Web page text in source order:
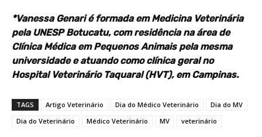
*Vanessa Genari é formada em Medicina Veterinária
pela UNESP Botucatu, com residência na área de
Clínica Médica em Pequenos Animais pela mesma
universidade e atuando como clínica geral no
Hospital Veterinário Taquaral (HVT), em Campinas.
TAGS Artigo Veterinário Dia do Médico Veterinário
Dia do MV
Dia do Veterinário
Médico Veterinário MV veterinário